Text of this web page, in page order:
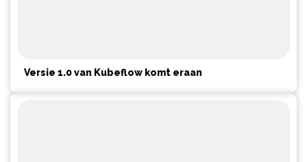
Versie 1.0 van Kubeflow komt eraan